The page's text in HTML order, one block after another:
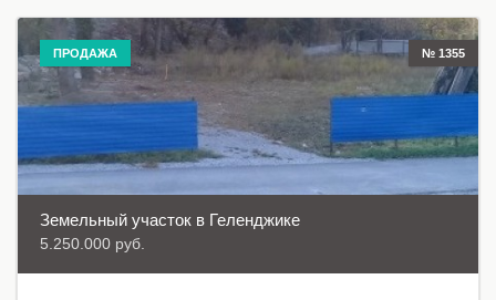
ПРОДАЖА № 1355
Земельный участок в Геленджике
5.250.000 руб.